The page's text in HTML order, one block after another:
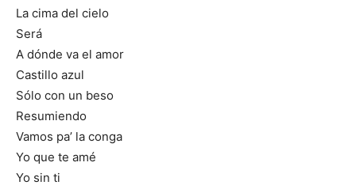
La cima del cielo
Será
A dónde va el amor
Castillo azul
Sólo con un beso
Resumiendo
Vamos pa’ la conga
Yo que te amé
Yo sin ti